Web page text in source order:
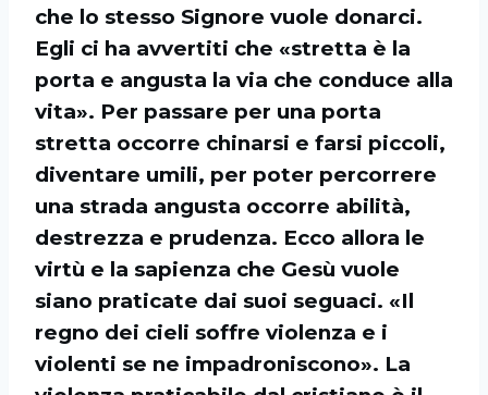
che lo stesso Signore vuole donarci.
Egli ci ha avvertiti che «stretta è la
porta e angusta la via che conduce alla
vita». Per passare per una porta
stretta occorre chinarsi e farsi piccoli,
diventare umili, per poter percorrere
una strada angusta occorre abilità,
destrezza e prudenza. Ecco allora le
virtù e la sapienza che Gesù vuole
siano praticate dai suoi seguaci. «Il
regno dei cieli soffre violenza e i
violenti se ne impadroniscono». La